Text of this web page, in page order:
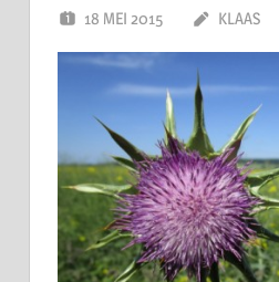
18 MEI 2015 KLAAS